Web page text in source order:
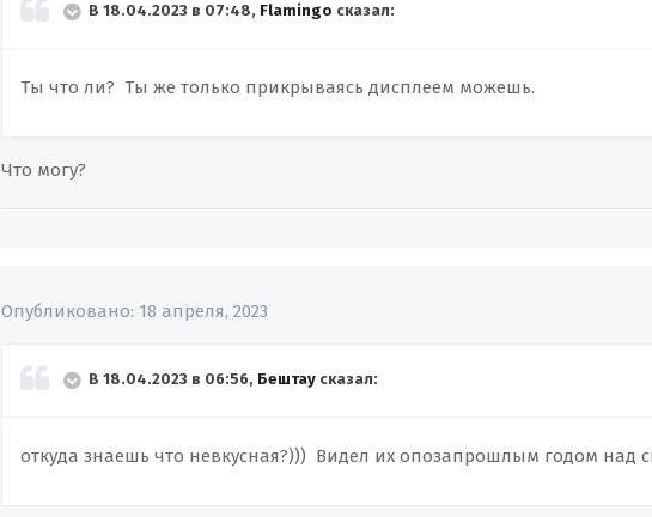
В 18.04.2023 в 07:48, Flamingo сказал:
Ты что ли? Ты же только прикрываясь дисплеем можешь.
Что могу?
Опубликовано: 18 апреля, 2023
В 18.04.2023 в 06:56, Бештау сказал:
откуда знаешь что невкусная?))) Видел их опозапрошлым годом над